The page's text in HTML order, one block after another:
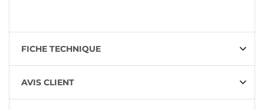
FICHE TECHNIQUE
AVIS CLIENT